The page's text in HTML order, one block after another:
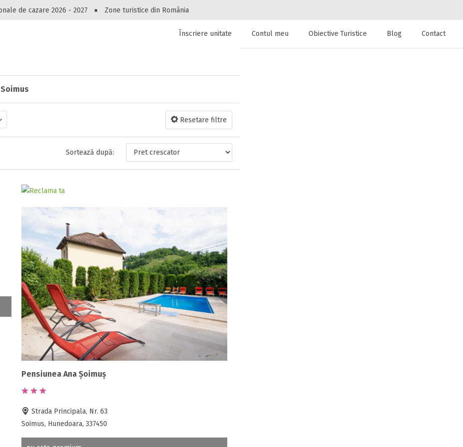
de cazare 2026 - 2027 Zone turistice din România
Peste 10544 oferte de cazare!
hoteluri, pensiuni, vile, apartamente sau alte unitați de cazare la
Înscriere unitate Contul meu Obiective Turistice Blog Contact
Resetare filtre
Sortează după:
Pensiunea Ana Șoimuș
Strada Principala, Nr. 63
Soimus, Hunedoara, 337450